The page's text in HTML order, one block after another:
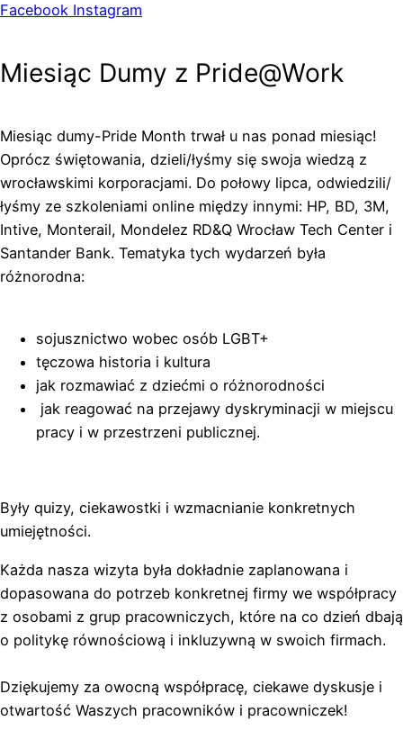
Facebook Instagram
Miesiąc Dumy z Pride@Work
Miesiąc dumy-Pride Month trwał u nas ponad miesiąc!
Oprócz świętowania, dzieli/łyśmy się swoja wiedzą z
wrocławskimi korporacjami. Do połowy lipca, odwiedzili/
łyśmy ze szkoleniami online między innymi: HP, BD, 3M,
Intive, Monterail, Mondelez RD&Q Wrocław Tech Center i
Santander Bank. Tematyka tych wydarzeń była
różnorodna:
sojusznictwo wobec osób LGBT+
tęczowa historia i kultura
jak rozmawiać z dziećmi o różnorodności
jak reagować na przejawy dyskryminacji w miejscu
pracy i w przestrzeni publicznej.
Były quizy, ciekawostki i wzmacnianie konkretnych
umiejętności.
Każda nasza wizyta była dokładnie zaplanowana i
dopasowana do potrzeb konkretnej firmy we współpracy
z osobami z grup pracowniczych, które na co dzień dbają
o politykę równościową i inkluzywną w swoich firmach.
Dziękujemy za owocną współpracę, ciekawe dyskusje i
otwartość Waszych pracowników i pracowniczek!